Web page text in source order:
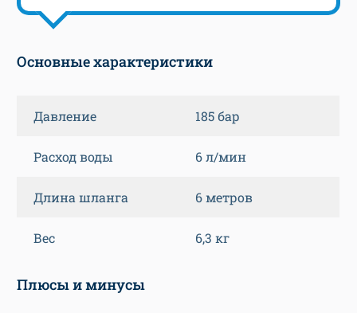
Основные характеристики
Давление 185 бар
Расход воды 6 л/мин
Длина шланга 6 метров
Вес 6,3 кг
Плюсы и минусы